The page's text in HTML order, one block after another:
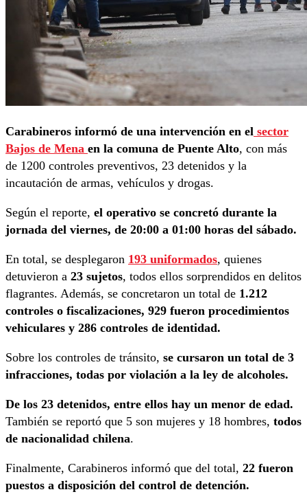
Carabineros informó de una intervención en el sector
Bajos de Mena en la comuna de Puente Alto, con más
de 1200 controles preventivos, 23 detenidos y la
incautación de armas, vehículos y drogas.
Según el reporte, el operativo se concretó durante la
jornada del viernes, de 20:00 a 01:00 horas del sábado.
En total, se desplegaron 193 uniformados, quienes
detuvieron a 23 sujetos, todos ellos sorprendidos en delitos
flagrantes. Además, se concretaron un total de 1.212
controles o fiscalizaciones, 929 fueron procedimientos
vehiculares y 286 controles de identidad.
Sobre los controles de tránsito, se cursaron un total de 3
infracciones, todas por violación a la ley de alcoholes.
De los 23 detenidos, entre ellos hay un menor de edad.
También se reportó que 5 son mujeres y 18 hombres, todos
de nacionalidad chilena.
Finalmente, Carabineros informó que del total, 22 fueron
puestos a disposición del control de detención.